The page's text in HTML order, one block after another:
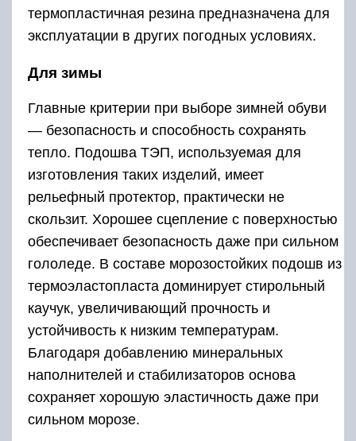
термопластичная резина предназначена для
эксплуатации в других погодных условиях.
Для зимы
Главные критерии при выборе зимней обуви
— безопасность и способность сохранять
тепло. Подошва ТЭП, используемая для
изготовления таких изделий, имеет
рельефный протектор, практически не
скользит. Хорошее сцепление с поверхностью
обеспечивает безопасность даже при сильном
гололеде. В составе морозостойких подошв из
термоэластопласта доминирует стирольный
каучук, увеличивающий прочность и
устойчивость к низким температурам.
Благодаря добавлению минеральных
наполнителей и стабилизаторов основа
сохраняет хорошую эластичность даже при
сильном морозе.